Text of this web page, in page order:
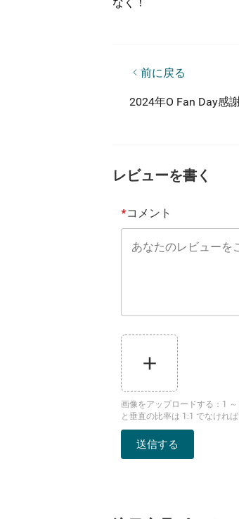
なく！
前に戻る
2024年O Fan Day感
2024年O Fan Day感
レビューを書く
*コメント
画像をアップロードする ： 1
と垂直の比率は 1:1 でなけれ
送信する